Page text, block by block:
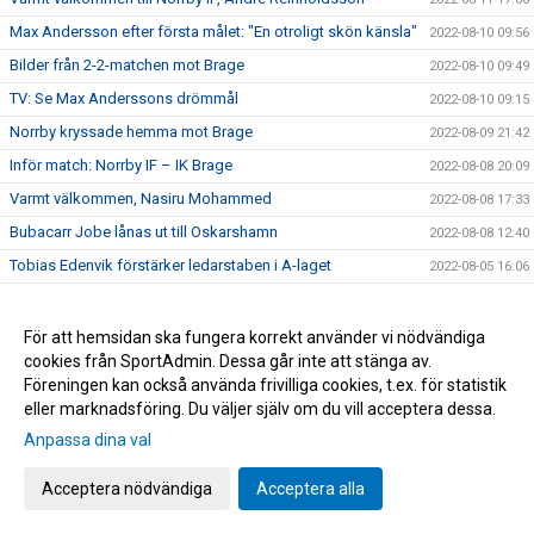
Max Andersson efter första målet: "En otroligt skön känsla" 2022-08-10 09:56
Bilder från 2-2-matchen mot Brage 2022-08-10 09:49
TV: Se Max Anderssons drömmål 2022-08-10 09:15
Norrby kryssade hemma mot Brage 2022-08-09 21:42
Inför match: Norrby IF – IK Brage 2022-08-08 20:09
Varmt välkommen, Nasiru Mohammed 2022-08-08 17:33
Bubacarr Jobe lånas ut till Oskarshamn 2022-08-08 12:40
Tobias Edenvik förstärker ledarstaben i A-laget 2022-08-05 16:06
Inför match: Dalkurd FF – Norrby IF 2022-08-02 17:35
Bilder från lördagens match Trelleborg 2022-07-31 11:42
Stor dramatik när Norrby föll - gästerna avgjorde på övertid 2022-07-30 16:04
Inför match: Norrby IF – Trelleborgs FF
Inför match: IF Brommapojkarna – Norrby IF
För att hemsidan ska fungera korrekt använder vi nödvändiga
cookies från SportAdmin. Dessa går inte att stänga av.
Föreningen kan också använda frivilliga cookies, t.ex. för statistik
eller marknadsföring. Du väljer själv om du vill acceptera dessa.
Anpassa dina val
Acceptera nödvändiga Acceptera alla